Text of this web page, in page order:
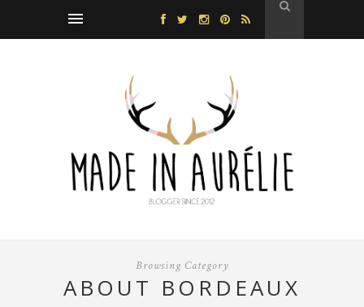
Browsing Category
ABOUT BORDEAUX